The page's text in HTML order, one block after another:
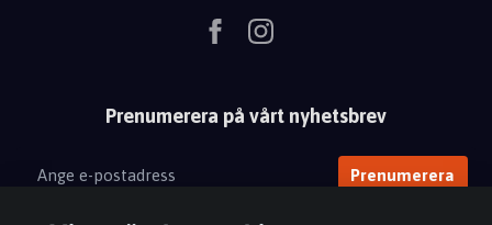
Prenumerera på vårt nyhetsbrev
Prenumerera